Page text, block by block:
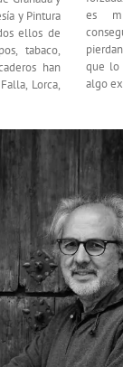
y Pintura
ellos de
tabaco,
han
Lorca,
es
que lo
algo